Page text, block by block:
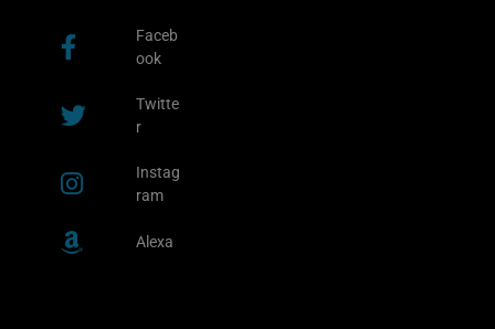
Faceb
ook
Twitte
r
Instag
ram
Alexa